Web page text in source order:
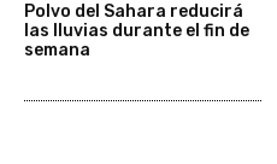
Polvo del Sahara reducirá
las lluvias durante el fin de
semana